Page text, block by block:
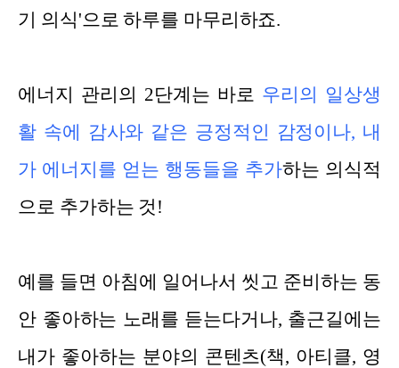
기 의식'으로 하루를 마무리하죠.
에너지 관리의 2단계는 바로 우리의 일상생
활 속에 감사와 같은 긍정적인 감정이나, 내
가 에너지를 얻는 행동들을 추가하는 의식적
으로 추가하는 것!
예를 들면 아침에 일어나서 씻고 준비하는 동
안 좋아하는 노래를 듣는다거나, 출근길에는
내가 좋아하는 분야의 콘텐츠(책, 아티클, 영